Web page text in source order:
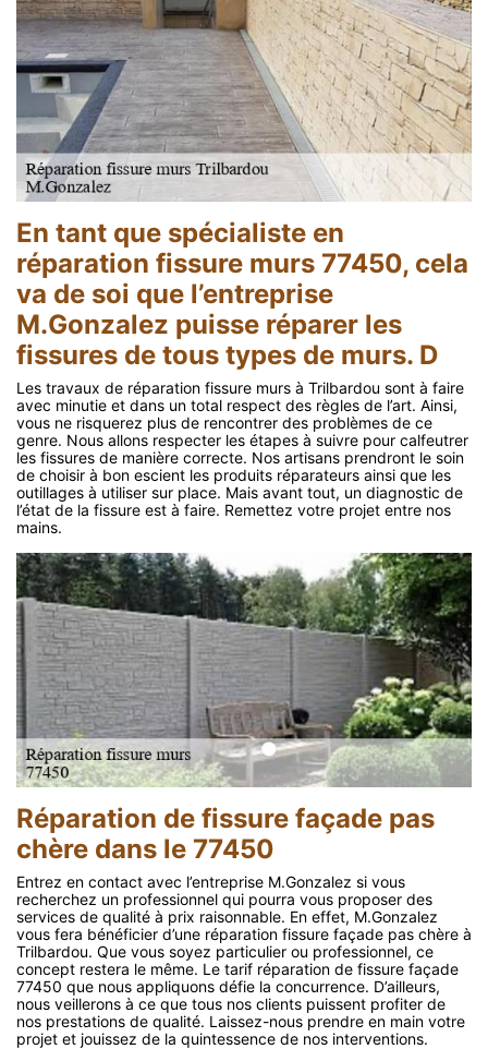
En tant que spécialiste en
réparation fissure murs 77450, cela
va de soi que l’entreprise
M.Gonzalez puisse réparer les
fissures de tous types de murs. D
Les travaux de réparation fissure murs à Trilbardou sont à faire
avec minutie et dans un total respect des règles de l’art. Ainsi,
vous ne risquerez plus de rencontrer des problèmes de ce
genre. Nous allons respecter les étapes à suivre pour calfeutrer
les fissures de manière correcte. Nos artisans prendront le soin
de choisir à bon escient les produits réparateurs ainsi que les
outillages à utiliser sur place. Mais avant tout, un diagnostic de
l’état de la fissure est à faire. Remettez votre projet entre nos
mains.
Réparation de fissure façade pas
chère dans le 77450
Entrez en contact avec l’entreprise M.Gonzalez si vous
recherchez un professionnel qui pourra vous proposer des
services de qualité à prix raisonnable. En effet, M.Gonzalez
vous fera bénéficier d’une réparation fissure façade pas chère à
Trilbardou. Que vous soyez particulier ou professionnel, ce
concept restera le même. Le tarif réparation de fissure façade
77450 que nous appliquons défie la concurrence. D’ailleurs,
nous veillerons à ce que tous nos clients puissent profiter de
nos prestations de qualité. Laissez-nous prendre en main votre
projet et jouissez de la quintessence de nos interventions.